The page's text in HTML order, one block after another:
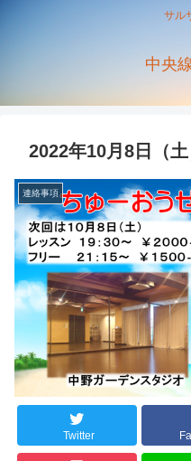
サル
中央
2022年10月8日（
連絡事項
Twitter